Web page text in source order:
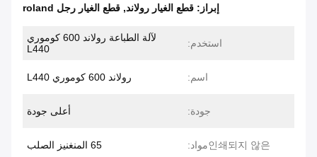
إبراز: قطع الغيار رولاند, قطع الغيار رجل roland
استخدم:
لآلة الطباعة رولاند 600 كوموري
L440
اسم: رولاند 600 كوموري L440
جودة: أعلى جودة
인쇄되지 않은مواد: 65 المنغنيز الصلب